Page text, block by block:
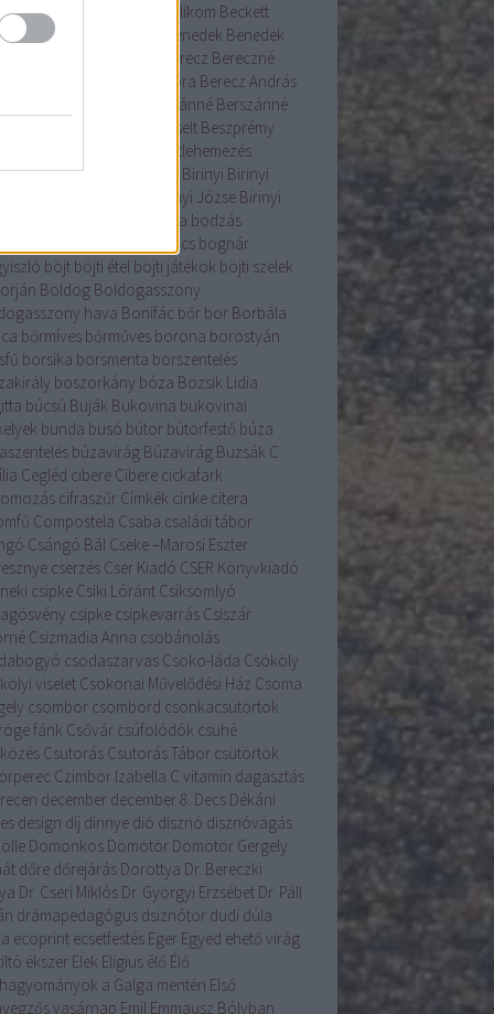
bazsalikom Beckett
beigli Benedek Benedek
Berecz Bereczné
Bereczné Lázár Nóra Berecz András
Berszánné Berszánné
berzselt Beszprémy
betlehemezés
kiállítás
Birinyi Birinyi
Birinyi Józse Birinyi
bodza bodzás
bogáncs bognár
böjt böjti étel böjti játékok böjti szelek
Boldog Boldogasszony
hava Bonifác bőr bor Borbála
bőrmíves bőrműves borona borostyán
borsika borsmenta borszentelés
boszorkány bóza Bozsik Lidia
búcsú Buják Bukovina bukovinai
bunda busó bútor bútorfestő búza
búzavirág Búzavirág Buzsák C
Cegléd cibere Cibere cickafark
cifraszűr Címkék cinke citera
Compostela Csaba családi tábor
Csángó Bál Cseke –Marosi Eszter
cserzés Cser Kiadó CSER Könyvkiadó
csipke Csiki Lóránt Csíksomlyó
csipke csipkevarrás Csiszár
Csizmadia Anna csobánolás
csodaszarvas Csoko-láda Csököly
viselet Csokonai Művelődési Ház Csoma
csombor csombord csonkacsütörtök
fánk Csővár csúfolódók csuhé
Csutorás Csutorás Tábor csütörtök
Czimbor Izabella C vitamin dagasztás
december december 8. Decs Dékáni
design díj dinnye dió disznó disznóvágás
Domonkos Dömötör Dömötör Gergely
dőre dőrejárás Dorottya Dr. Bereczki
Dr. Cseri Miklós Dr. Györgyi Erzsébet Dr. Páll
drámapedagógus dsiznótor dudi dúla
ecoprint ecsetfestés Eger Egyed ehető virág
ékszer Elek Eligius élő Élő
a Galga mentén Első
vasárnap Emil Emmausz Bólyban